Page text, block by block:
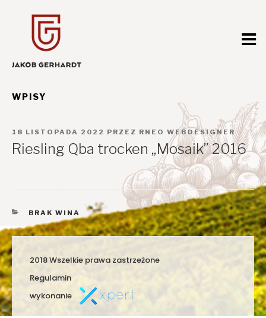
WPISY
OPUBLIKOWANE
W
18 LISTOPADA 2022 PRZEZ RNEO WEBDESIGNER
Riesling Qba trocken „Mosaik” 2016
KATEGORIE
BRAK WINA
2018 Wszelkie prawa zastrzeżone
Regulamin
wykonanie